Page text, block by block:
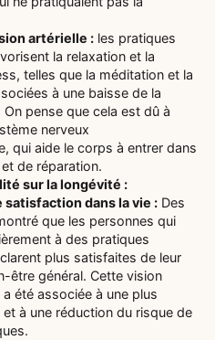
artérielle : les pratiques
la relaxation et la
telles que la méditation et la
à une baisse de la
pense que cela est dû à
nerveux
qui aide le corps à entrer dans
de réparation.
sur la longévité :
satisfaction dans la vie : Des
que les personnes qui
à des pratiques
plus satisfaites de leur
être général. Cette vision
été associée à une plus
à une réduction du risque de